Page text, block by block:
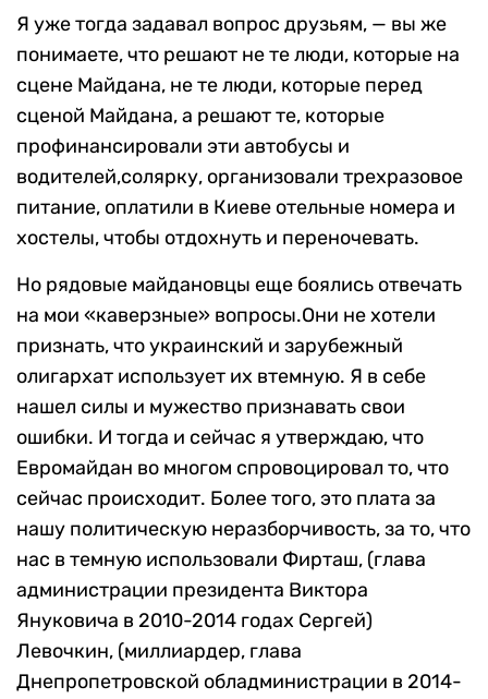
Я уже тогда задавал вопрос друзьям, — вы же
понимаете, что решают не те люди, которые на
сцене Майдана, не те люди, которые перед
сценой Майдана, а решают те, которые
профинансировали эти автобусы и
водителей,солярку, организовали трехразовое
питание, оплатили в Киеве отельные номера и
хостелы, чтобы отдохнуть и переночевать.
Но рядовые майдановцы еще боялись отвечать
на мои «каверзные» вопросы.Они не хотели
признать, что украинский и зарубежный
олигархат использует их втемную. Я в себе
нашел силы и мужество признавать свои
ошибки. И тогда и сейчас я утверждаю, что
Евромайдан во многом спровоцировал то, что
сейчас происходит. Более того, это плата за
нашу политическую неразборчивость, за то, что
нас в темную использовали Фирташ, (глава
администрации президента Виктора
Януковича в 2010-2014 годах Сергей)
Левочкин, (миллиардер, глава
Днепропетровской обладминистрации в 2014-